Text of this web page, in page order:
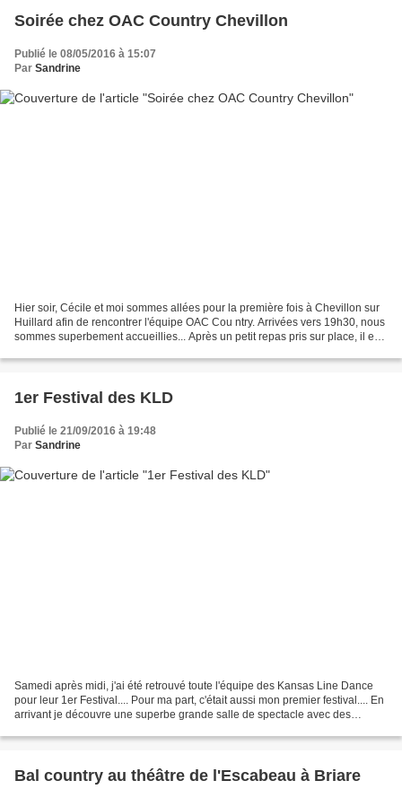
Soirée chez OAC Country Chevillon
Publié le 08/05/2016 à 15:07
Par Sandrine
Hier soir, Cécile et moi sommes allées pour la première fois à Chevillon sur
Huillard afin de rencontrer l'équipe OAC Cou ntry. Arrivées vers 19h30, nous
sommes superbement accueillies... Après un petit repas pris sur place, il est
1er Festival des KLD
Publié le 21/09/2016 à 19:48
Par Sandrine
Samedi après midi, j'ai été retrouvé toute l'équipe des Kansas Line Dance
pour leur 1er Festival.... Pour ma part, c'était aussi mon premier festival.... En
arrivant je découvre une superbe grande salle de spectacle avec des
Bal country au théâtre de l'Escabeau à Briare